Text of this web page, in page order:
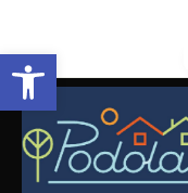
Otwórz